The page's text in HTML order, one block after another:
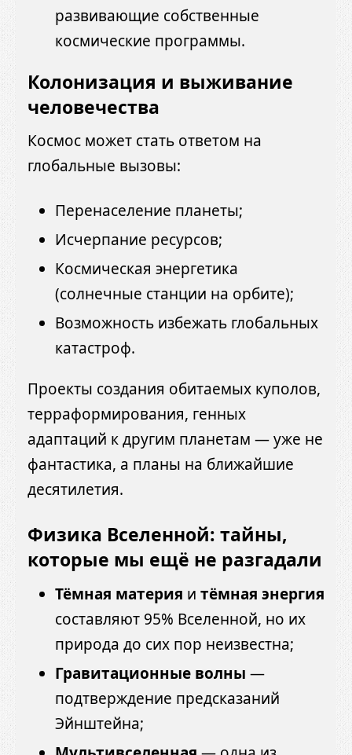
развивающие собственные
космические программы.
Колонизация и выживание
человечества
Космос может стать ответом на
глобальные вызовы:
Перенаселение планеты;
Исчерпание ресурсов;
Космическая энергетика
(солнечные станции на орбите);
Возможность избежать глобальных
катастроф.
Проекты создания обитаемых куполов,
терраформирования, генных
адаптаций к другим планетам — уже не
фантастика, а планы на ближайшие
десятилетия.
Физика Вселенной: тайны,
которые мы ещё не разгадали
Тёмная материя и тёмная энергия
составляют 95% Вселенной, но их
природа до сих пор неизвестна;
Гравитационные волны —
подтверждение предсказаний
Эйнштейна;